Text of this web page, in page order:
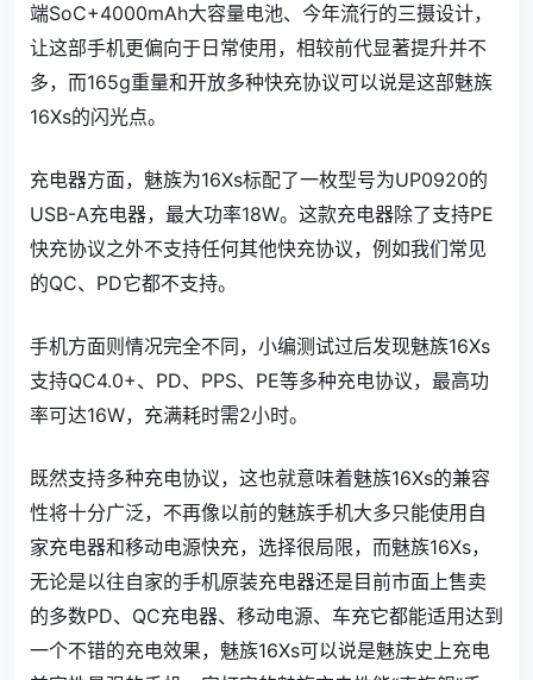
端SoC+4000mAh大容量电池、今年流行的三摄设计，
让这部手机更偏向于日常使用，相较前代显著提升并不
多，而165g重量和开放多种快充协议可以说是这部魅族
16Xs的闪光点。
充电器方面，魅族为16Xs标配了一枚型号为UP0920的
USB-A充电器，最大功率18W。这款充电器除了支持PE
快充协议之外不支持任何其他快充协议，例如我们常见
的QC、PD它都不支持。
手机方面则情况完全不同，小编测试过后发现魅族16Xs
支持QC4.0+、PD、PPS、PE等多种充电协议，最高功
率可达16W，充满耗时需2小时。
既然支持多种充电协议，这也就意味着魅族16Xs的兼容
性将十分广泛，不再像以前的魅族手机大多只能使用自
家充电器和移动电源快充，选择很局限，而魅族16Xs，
无论是以往自家的手机原装充电器还是目前市面上售卖
的多数PD、QC充电器、移动电源、车充它都能适用达到
一个不错的充电效果，魅族16Xs可以说是魅族史上充电